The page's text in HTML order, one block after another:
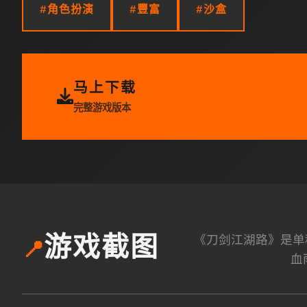
#角色扮演 #豐富 #沙盒
马上下载
完整游戏版本
📍游戏截图
《刀剑江湖路》是
血